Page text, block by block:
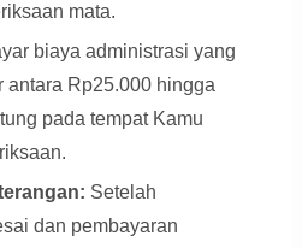
mata.
biaya administrasi yang
antara Rp25.000 hingga
pada tempat Kamu
Setelah
dan pembayaran